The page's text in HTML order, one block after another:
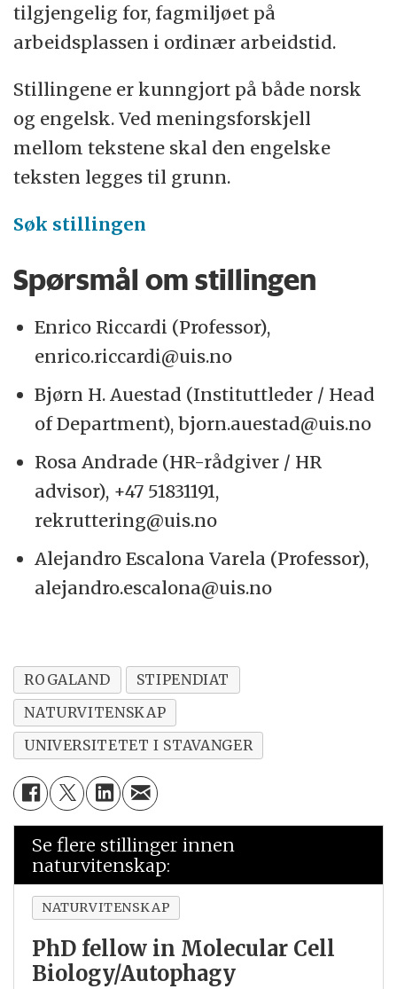
tilgjengelig for, fagmiljøet på
arbeidsplassen i ordinær arbeidstid.
Stillingene er kunngjort på både norsk
og engelsk. Ved meningsforskjell
mellom tekstene skal den engelske
teksten legges til grunn.
Søk stillingen
Spørsmål om stillingen
Enrico Riccardi (Professor),
enrico.riccardi@uis.no
Bjørn H. Auestad (Instituttleder / Head
of Department), bjorn.auestad@uis.no
Rosa Andrade (HR-rådgiver / HR
advisor), +47 51831191,
rekruttering@uis.no
Alejandro Escalona Varela (Professor),
alejandro.escalona@uis.no
ROGALAND
STIPENDIAT
NATURVITENSKAP
UNIVERSITETET I STAVANGER
Se flere stillinger innen
naturvitenskap:
NATURVITENSKAP
PhD fellow in Molecular Cell
Biology/Autophagy